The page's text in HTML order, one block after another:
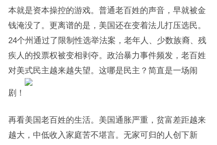
本就是资本操控的游戏。普通老百姓的声音，早就被金
钱淹没了。更离谱的是，美国还在变着法儿打压选民。
24个州通过了限制性选举法案，老年人、少数族裔、残
疾人的投票权被变相剥夺。政治暴力事件频发，老百姓
对美式民主越来越失望。这哪是民主？简直是一场闹
剧！
再看美国老百姓的生活。美国通胀严重，贫富差距越来
越大，中低收入家庭苦不堪言。无家可归的人创下新